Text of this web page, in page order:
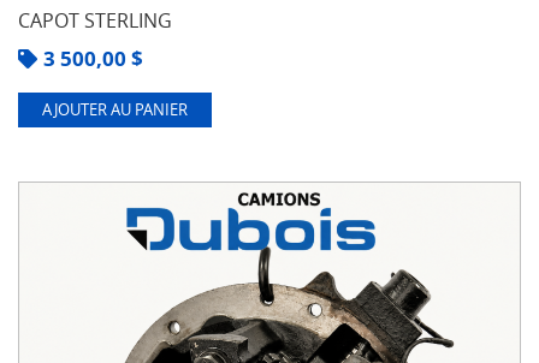
CAPOT STERLING
3 500,00 $
AJOUTER AU PANIER